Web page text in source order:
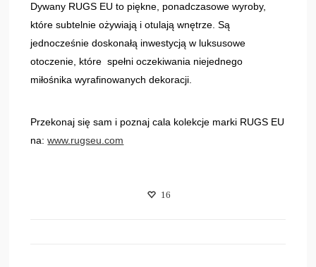
Dywany RUGS EU to piękne, ponadczasowe wyroby,
które subtelnie ożywiają i otulają wnętrze. Są
jednocześnie doskonałą inwestycją w luksusowe
otoczenie, które spełni oczekiwania niejednego
miłośnika wyrafinowanych dekoracji.
Przekonaj się sam i poznaj cala kolekcje marki RUGS EU
na:www.rugseu.com
16